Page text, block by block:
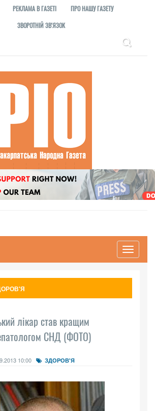
РЕКЛАМА В ГАЗЕТІ
ПРО НАШУ ГАЗЕТУ
ЗВОРОТНІЙ ЗВ'ЯЗОК
Toggle
лікар став кращим
СНД (ФОТО)
10:00 ЗДОРОВ'Я